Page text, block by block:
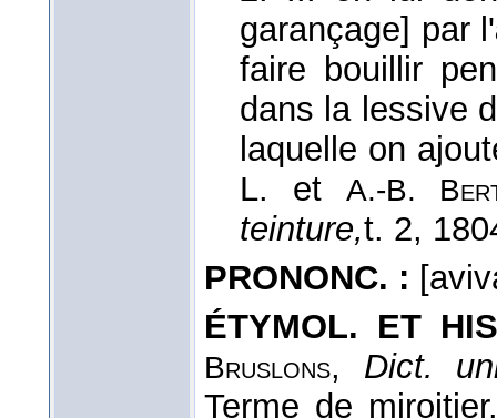
garançage] par l'
faire bouillir
dans la lessive
laquelle on
L. etA.-B.
teinture,t. 2,
PRONONC. :
ÉTYMOL. ET
Bruslons, Dict.
Terme de